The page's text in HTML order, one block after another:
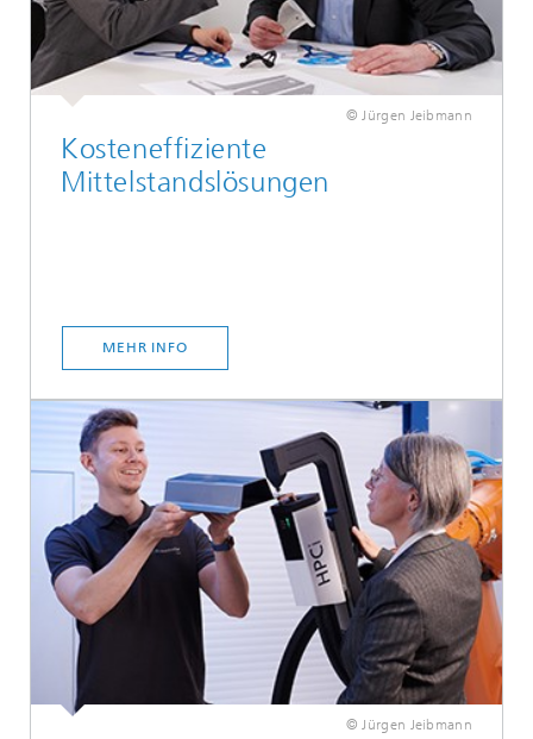
© Jürgen Jeibmann
Kosteneffiziente
Mittelstandslösungen
MEHR INFO
© Jürgen Jeibmann